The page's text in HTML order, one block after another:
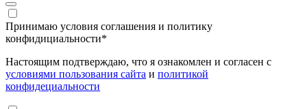
Принимаю условия соглашения и политику
конфидициальности*
Настоящим подтверждаю, что я ознакомлен и согласен с
условиями пользования сайта и политикой
конфидециальности